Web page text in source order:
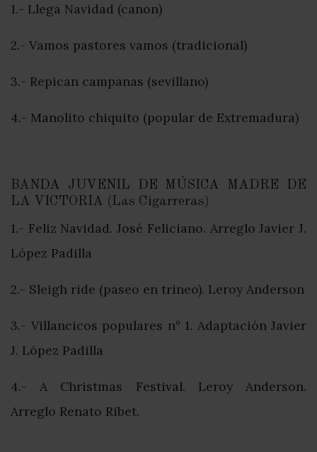
1.- Llega Navidad (canon)
2.- Vamos pastores vamos (tradicional)
3.- Repican campanas (sevillano)
4.- Manolito chiquito (popular de Extremadura)
BANDA JUVENIL DE MÚSICA MADRE DE
LA VICTORIA (Las Cigarreras)
1.- Feliz Navidad. José Feliciano. Arreglo Javier J.
López Padilla
2.- Sleigh ride (paseo en trineo). Leroy Anderson
3.- Villancicos populares nº 1. Adaptación Javier
J. López Padilla
4.- A Christmas Festival. Leroy Anderson.
Arreglo Renato Ribet.